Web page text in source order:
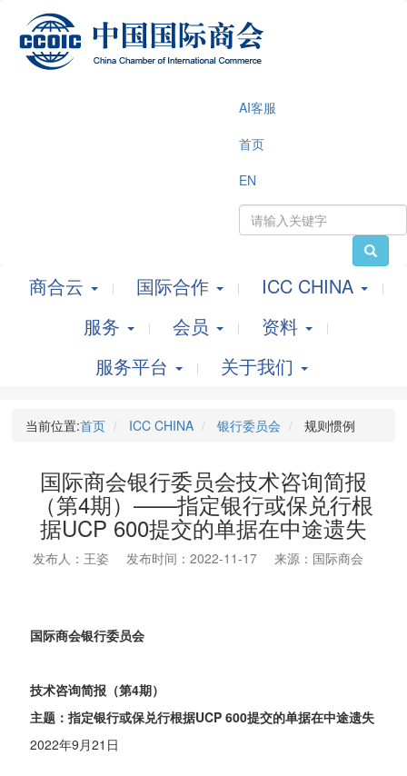
AI客服
首页
EN
商合云 国际合作
ICC CHINA
服务
会员
资料
服务平台
关于我们
当前位置:首页 ICC CHINA 银行委员会 规则惯例
国际商会银行委员会技术咨询简报
（第4期）——指定银行或保兑行根
据UCP 600提交的单据在中途遗失
发布人：王姿 发布时间：2022-11-17 来源：国际商会
国际商会银行委员会
技术咨询简报（第4期）
主题：指定银行或保兑行根据UCP 600提交的单据在中途遗失
2022年9月21日